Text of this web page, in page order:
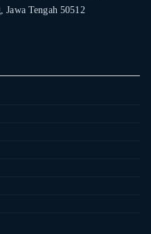
Jawa Tengah 50512